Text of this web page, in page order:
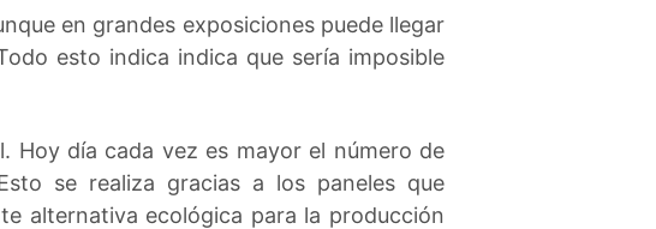
en grandes exposiciones puede llegar
esto indica indica que sería imposible
Hoy día cada vez es mayor el número de
se realiza gracias a los paneles que
alternativa ecológica para la producción